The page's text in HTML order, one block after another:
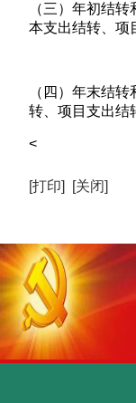
（三）年初结
本支出结转、项
（四）年末结
转、项目支出结
<
[打印] [关闭]